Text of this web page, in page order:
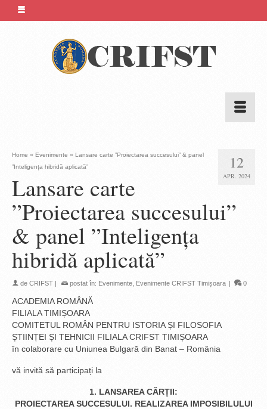
12
APR. 2024
Home » Evenimente » Lansare carte ”Proiectarea succesului” & panel
”Inteligența hibridă aplicată”
Lansare carte
”Proiectarea succesului”
& panel ”Inteligența
hibridă aplicată”
de CRIFST | postat în: Evenimente Evenimente CRIFST Timișoara | 0
ACADEMIA ROMÂNĂ
FILIALA TIMIȘOARA
COMITETUL ROMÂN PENTRU ISTORIA ȘI FILOSOFIA
ȘTIINȚEI ȘI TEHNICII FILIALA CRIFST TIMIȘOARA
în colaborare cu Uniunea Bulgară din Banat – România
vă invită să participați la
1. LANSAREA CĂRȚII:
PROIECTAREA SUCCESULUI. REALIZAREA IMPOSIBILULUI